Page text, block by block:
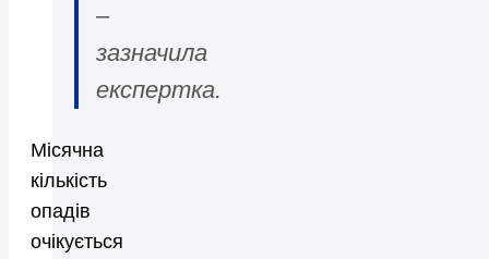
–
зазначила
експертка.
Місячна
кількість
опадів
очікується